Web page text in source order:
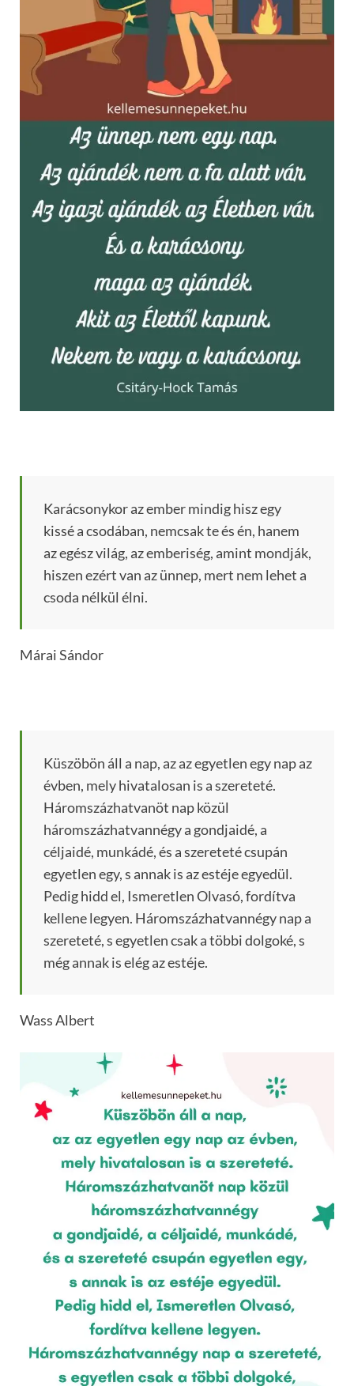
Karácsonykor az ember mindig hisz egy
kissé a csodában, nemcsak te és én, hanem
az egész világ, az emberiség, amint mondják,
hiszen ezért van az ünnep, mert nem lehet a
csoda nélkül élni.
Márai Sándor
Küszöbön áll a nap, az az egyetlen egy nap az
évben, mely hivatalosan is a szereteté.
Háromszázhatvanöt nap közül
háromszázhatvannégy a gondjaidé, a
céljaidé, munkádé, és a szereteté csupán
egyetlen egy, s annak is az estéje egyedül.
Pedig hidd el, Ismeretlen Olvasó, fordítva
kellene legyen. Háromszázhatvannégy nap a
szereteté, s egyetlen csak a többi dolgoké, s
még annak is elég az estéje.
Wass Albert